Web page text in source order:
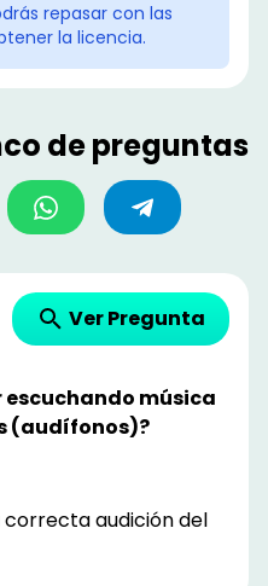
repasar con las
la licencia.
de preguntas
Ver Pregunta
escuchando música
(audífonos)?
correcta audición del